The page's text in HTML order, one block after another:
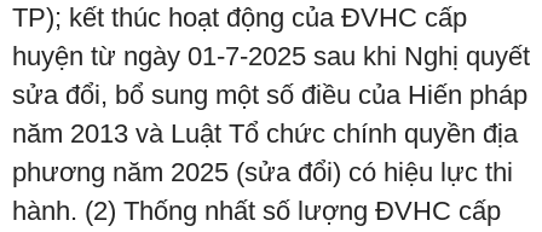
TP); kết thúc hoạt động của ĐVHC cấp
huyện từ ngày 01-7-2025 sau khi Nghị quyết
sửa đổi, bổ sung một số điều của Hiến pháp
năm 2013 và Luật Tổ chức chính quyền địa
phương năm 2025 (sửa đổi) có hiệu lực thi
hành. (2) Thống nhất số lượng ĐVHC cấp